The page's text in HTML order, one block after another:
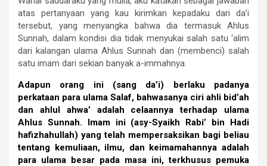
atas pertanyaan yang kau kirimkan kepadaku dari da’i
tersebut, yang menyangka bahwa dia termasuk Ahlus
Sunnah, dalam kondisi dia tidak menyukai salah satu ‘alim
dari kalangan ulama Ahlus Sunnah dan (membenci) salah
satu imam dari sekian banyak a-immahnya.
Adapun orang ini (sang da’i) berlaku padanya
perkataan para ulama Salaf, bahwasanya ciri ahli bid’ah
dan ahlul ahwa’ adalah celaannya terhadap ulama
Ahlus Sunnah. Imam ini (asy-Syaikh Rabi’ bin Hadi
hafizhahullah) yang telah mempersaksikan bagi beliau
tentang kemuliaan, ilmu, dan keimamahannya adalah
para ulama besar pada masa ini, terkhusus pemuka